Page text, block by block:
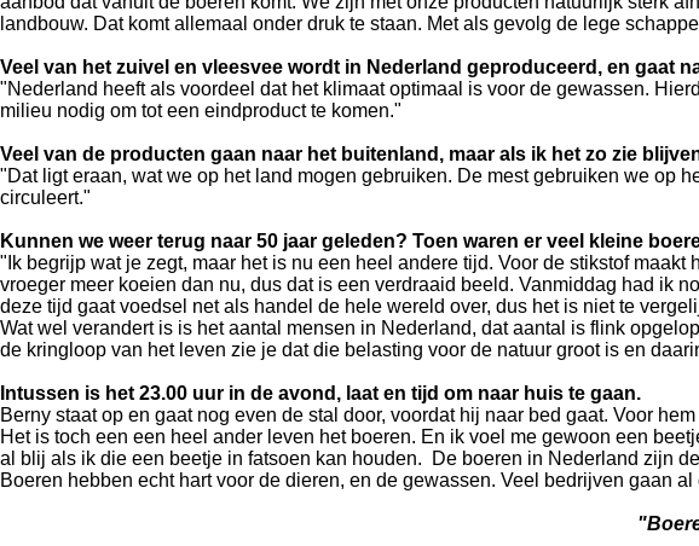
landbouw. Dat komt allemaal onder druk te staan. Met als gevolg de lege
Veel van het zuivel en vleesvee wordt in Nederland geproduceerd, en gaat
"Nederland heeft als voordeel dat het klimaat optimaal is voor de gewassen.
milieu nodig om tot een eindproduct te komen."
Veel van de producten gaan naar het buitenland, maar als ik het zo zie
"Dat ligt eraan, wat we op het land mogen gebruiken. De mest gebruiken we op
circuleert."
Kunnen we weer terug naar 50 jaar geleden? Toen waren er veel kleine
"Ik begrijp wat je zegt, maar het is nu een heel andere tijd. Voor de stikstof
vroeger meer koeien dan nu, dus dat is een verdraaid beeld. Vanmiddag had ik
deze tijd gaat voedsel net als handel de hele wereld over, dus het is niet te
Wat wel verandert is is het aantal mensen in Nederland, dat aantal is flink
de kringloop van het leven zie je dat die belasting voor de natuur groot is en
Intussen is het 23.00 uur in de avond, laat en tijd om naar huis te gaan.
Berny staat op en gaat nog even de stal door, voordat hij naar bed gaat. Voor
Het is toch een een heel ander leven het boeren. En ik voel me gewoon een
al blij als ik die een beetje in fatsoen kan houden. De boeren in Nederland zijn
Boeren hebben echt hart voor de dieren, en de gewassen. Veel bedrijven gaan